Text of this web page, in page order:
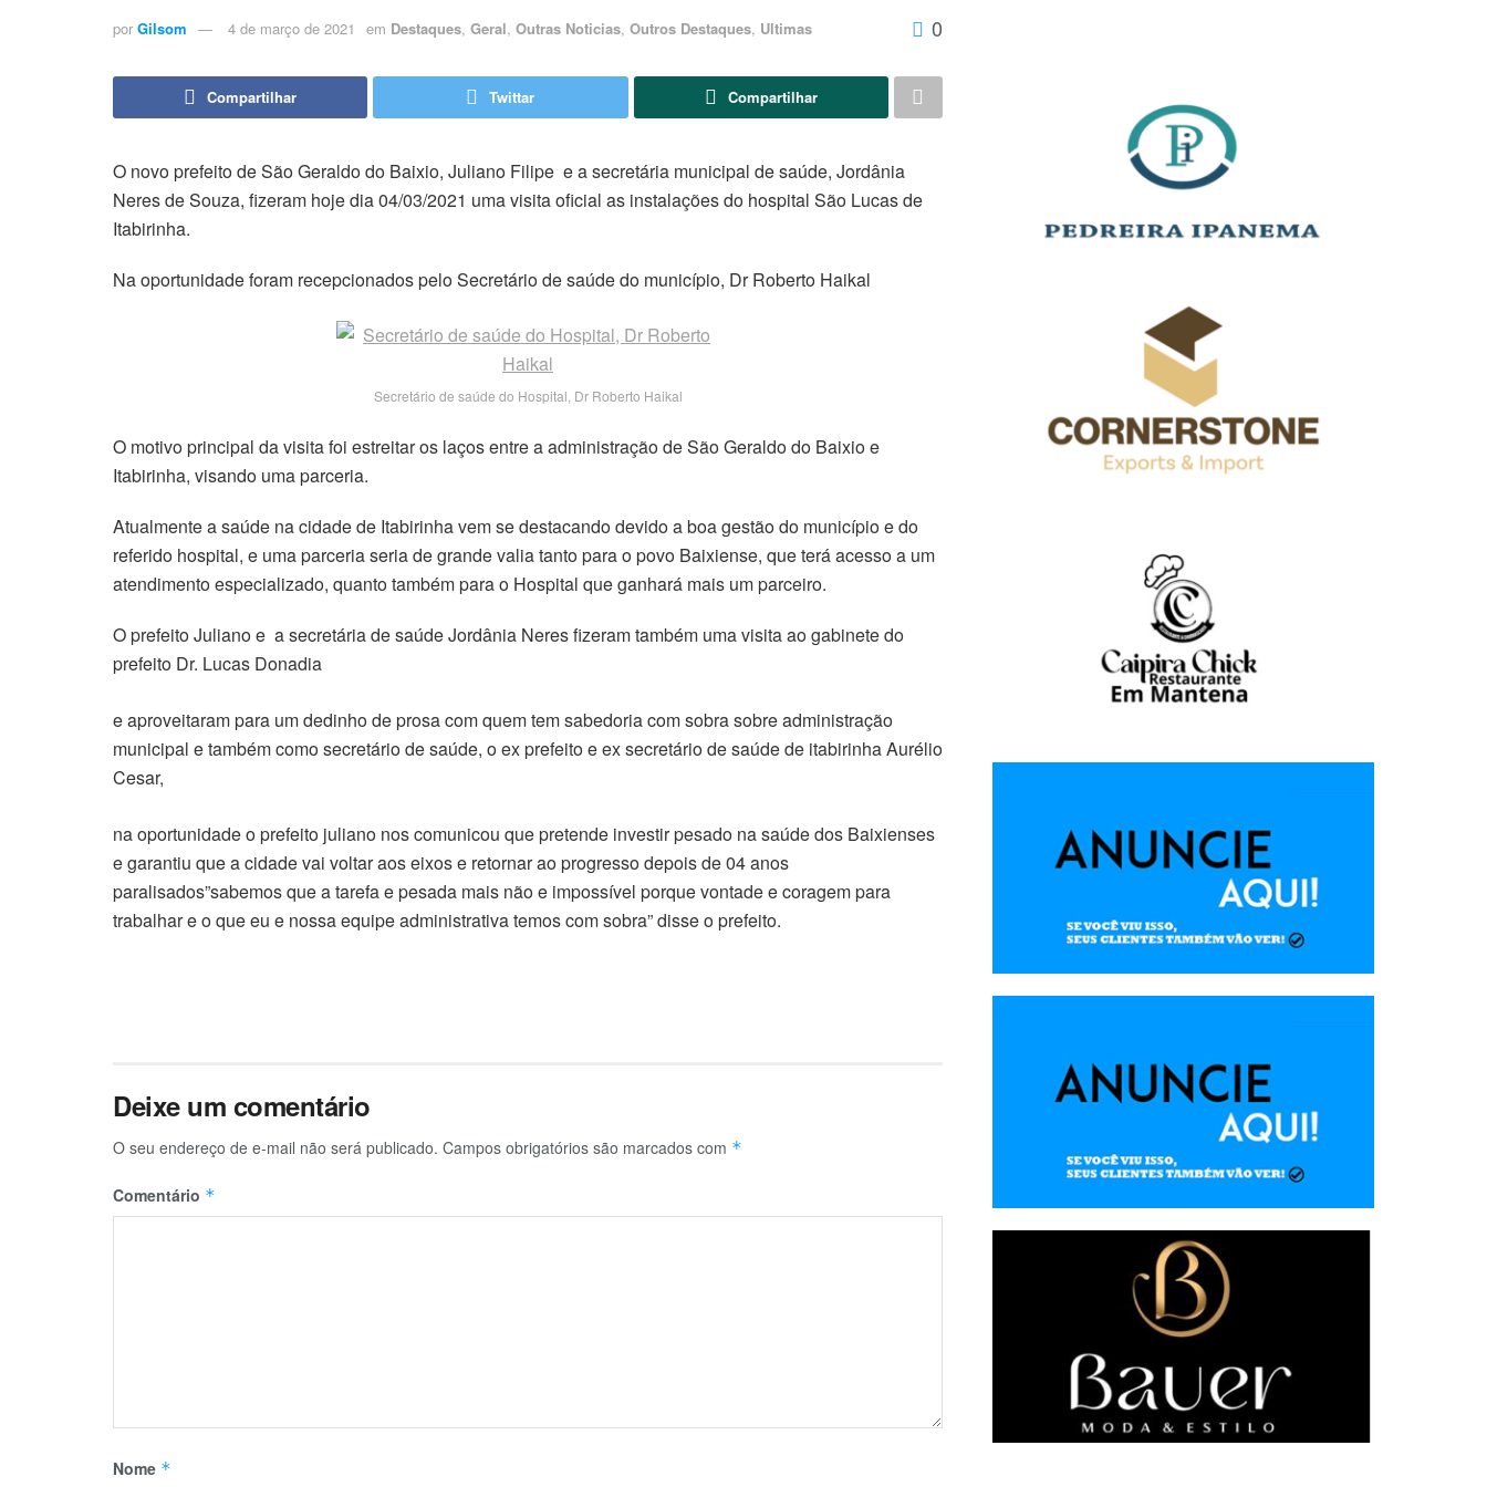
por Gilsom 4 de março de 2021 em Destaques, Geral, Outras Noticias, Outros Destaques, Ultimas 0
Compartilhar Twittar Compartilhar
O novo prefeito de São Geraldo do Baixio, Juliano Filipe e a secretária municipal de saúde, Jordânia
Neres de Souza, fizeram hoje dia 04/03/2021 uma visita oficial as instalações do hospital São Lucas de
Itabirinha.
Na oportunidade foram recepcionados pelo Secretário de saúde do município, Dr Roberto Haikal
Secretário de saúde do Hospital, Dr Roberto Haikal
O motivo principal da visita foi estreitar os laços entre a administração de São Geraldo do Baixio e
Itabirinha, visando uma parceria.
Atualmente a saúde na cidade de Itabirinha vem se destacando devido a boa gestão do município e do
referido hospital, e uma parceria seria de grande valia tanto para o povo Baixiense, que terá acesso a um
atendimento especializado, quanto também para o Hospital que ganhará mais um parceiro.
O prefeito Juliano e a secretária de saúde Jordânia Neres fizeram também uma visita ao gabinete do
prefeito Dr. Lucas Donadia
e aproveitaram para um dedinho de prosa com quem tem sabedoria com sobra sobre administração
municipal e também como secretário de saúde, o ex prefeito e ex secretário de saúde de itabirinha Aurélio
Cesar,
na oportunidade o prefeito juliano nos comunicou que pretende investir pesado na saúde dos Baixienses
e garantiu que a cidade vai voltar aos eixos e retornar ao progresso depois de 04 anos
paralisados”sabemos que a tarefa e pesada mais não e impossível porque vontade e coragem para
trabalhar e o que eu e nossa equipe administrativa temos com sobra” disse o prefeito.
Deixe um comentário
O seu endereço de e-mail não será publicado. Campos obrigatórios são marcados com *
Comentário *
Nome *